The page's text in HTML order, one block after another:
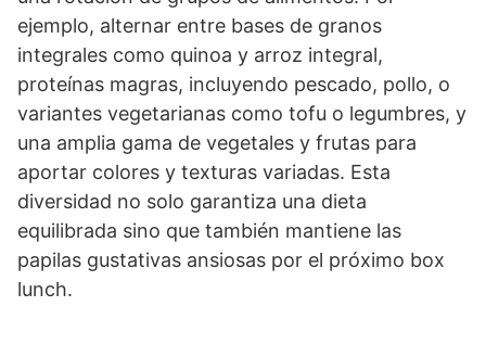
ejemplo, alternar entre bases de granos
integrales como quinoa y arroz integral,
proteínas magras, incluyendo pescado, pollo, o
variantes vegetarianas como tofu o legumbres, y
una amplia gama de vegetales y frutas para
aportar colores y texturas variadas. Esta
diversidad no solo garantiza una dieta
equilibrada sino que también mantiene las
papilas gustativas ansiosas por el próximo box
lunch.